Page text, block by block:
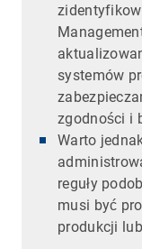
systemów
zgodności i
Warto
reguły
musi być
produkcji